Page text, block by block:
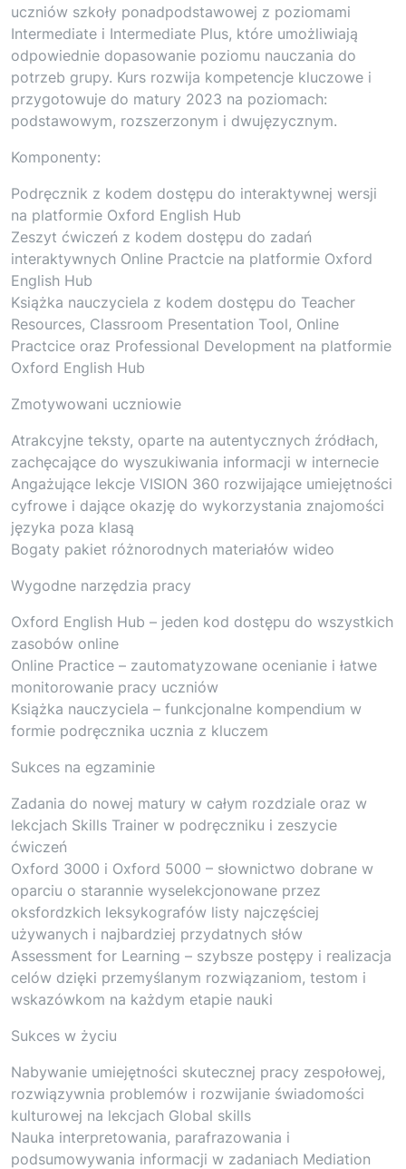
uczniów szkoły ponadpodstawowej z poziomami
Intermediate i Intermediate Plus, które umożliwiają
odpowiednie dopasowanie poziomu nauczania do
potrzeb grupy. Kurs rozwija kompetencje kluczowe i
przygotowuje do matury 2023 na poziomach:
podstawowym, rozszerzonym i dwujęzycznym.
Komponenty:
Podręcznik z kodem dostępu do interaktywnej wersji
na platformie Oxford English Hub
Zeszyt ćwiczeń z kodem dostępu do zadań
interaktywnych Online Practcie na platformie Oxford
English Hub
Książka nauczyciela z kodem dostępu do Teacher
Resources, Classroom Presentation Tool, Online
Practcice oraz Professional Development na platformie
Oxford English Hub
Zmotywowani uczniowie
Atrakcyjne teksty, oparte na autentycznych źródłach,
zachęcające do wyszukiwania informacji w internecie
Angażujące lekcje VISION 360 rozwijające umiejętności
cyfrowe i dające okazję do wykorzystania znajomości
języka poza klasą
Bogaty pakiet różnorodnych materiałów wideo
Wygodne narzędzia pracy
Oxford English Hub – jeden kod dostępu do wszystkich
zasobów online
Online Practice – zautomatyzowane ocenianie i łatwe
monitorowanie pracy uczniów
Książka nauczyciela – funkcjonalne kompendium w
formie podręcznika ucznia z kluczem
Sukces na egzaminie
Zadania do nowej matury w całym rozdziale oraz w
lekcjach Skills Trainer w podręczniku i zeszycie
ćwiczeń
Oxford 3000 i Oxford 5000 – słownictwo dobrane w
oparciu o starannie wyselekcjonowane przez
oksfordzkich leksykografów listy najczęściej
używanych i najbardziej przydatnych słów
Assessment for Learning – szybsze postępy i realizacja
celów dzięki przemyślanym rozwiązaniom, testom i
wskazówkom na każdym etapie nauki
Sukces w życiu
Nabywanie umiejętności skutecznej pracy zespołowej,
rozwiązywnia problemów i rozwijanie świadomości
kulturowej na lekcjach Global skills
Nauka interpretowania, parafrazowania i
podsumowywania informacji w zadaniach Mediation